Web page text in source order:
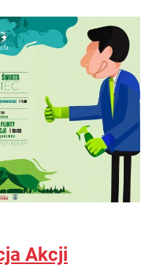
Akcji